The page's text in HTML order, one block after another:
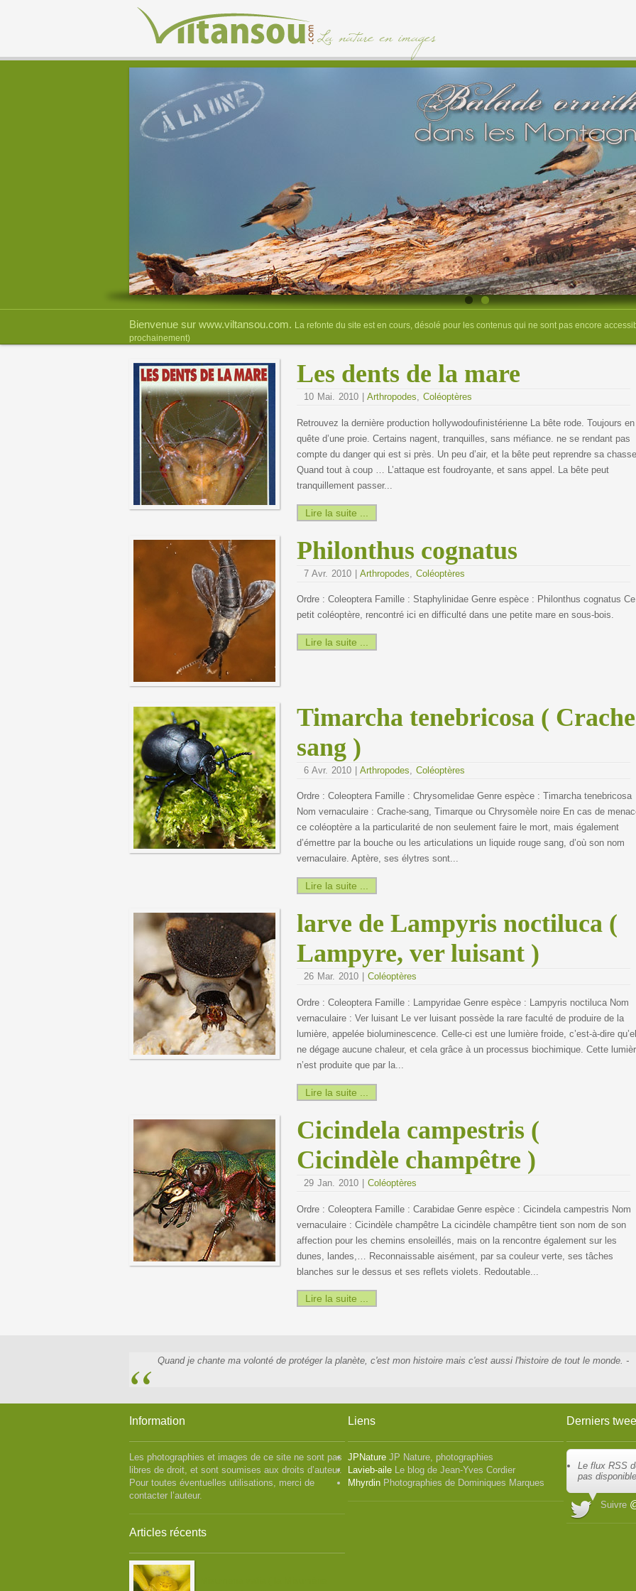
Bienvenue sur www.viltansou.com. La refonte du site est en cours, désolé pour les contenus qui ne sont pas encore
prochainement)
Les dents de la mare
10 Mai. 2010 | Arthropodes, Coléoptères
Retrouvez la dernière production hollywodoufinistérienne La bête rode. Toujours en
quête d’une proie. Certains nagent, tranquilles, sans méfiance. ne se rendant pas
compte du danger qui est si près. Un peu d’air, et la bête peut reprendre sa
Quand tout à coup … L’attaque est foudroyante, et sans appel. La bête peut
tranquillement passer...
Lire la suite ...
Philonthus cognatus
7 Avr. 2010 | Arthropodes Coléoptères
Ordre : Coleoptera Famille : Staphylinidae Genre espèce : Philonthus cognatus Ce
petit coléoptère, rencontré ici en difficulté dans une petite mare en sous-bois.
Lire la suite ...
Timarcha tenebricosa (
sang )
6 Avr. 2010 | Arthropodes Coléoptères
Ordre : Coleoptera Famille : Chrysomelidae Genre espèce : Timarcha tenebricosa
Nom vernaculaire : Crache-sang, Timarque ou Chrysomèle noire En cas de
ce coléoptère a la particularité de non seulement faire le mort, mais également
d’émettre par la bouche ou les articulations un liquide rouge sang, d’où son nom
vernaculaire. Aptère, ses élytres sont...
Lire la suite ...
larve de Lampyris noctiluca (
Lampyre, ver luisant )
26 Mar. 2010 | Coléoptères
Ordre : Coleoptera Famille : Lampyridae Genre espèce : Lampyris noctiluca Nom
vernaculaire : Ver luisant Le ver luisant possède la rare faculté de produire de la
lumière, appelée bioluminescence. Celle-ci est une lumière froide, c’est-à-dire
ne dégage aucune chaleur, et cela grâce à un processus biochimique. Cette
n’est produite que par la...
Lire la suite ...
Cicindela campestris (
Cicindèle champêtre )
29 Jan. 2010 | Coléoptères
Ordre : Coleoptera Famille : Carabidae Genre espèce : Cicindela campestris Nom
vernaculaire : Cicindèle champêtre La cicindèle champêtre tient son nom de son
affection pour les chemins ensoleillés, mais on la rencontre également sur les
dunes, landes,… Reconnaissable aisément, par sa couleur verte, ses tâches
blanches sur le dessus et ses reflets violets. Redoutable...
Lire la suite ...
Quand je chante ma volonté de protéger la planète, c'est mon histoire mais c'est aussi l'histoire de tout le monde. -
Information
Les photographies et images de ce site ne sont pas
libres de droit, et sont soumises aux droits d’auteur.
Pour toutes éventuelles utilisations, merci de
contacter l’auteur.
Articles récents
Liens
JPNatureJP Nature, photographies
Lavieb-aileLe blog de Jean-Yves Cordier
MhyrdinPhotographies de Dominiques Marques
Derniers
Le flux RSS
pas
Suivre